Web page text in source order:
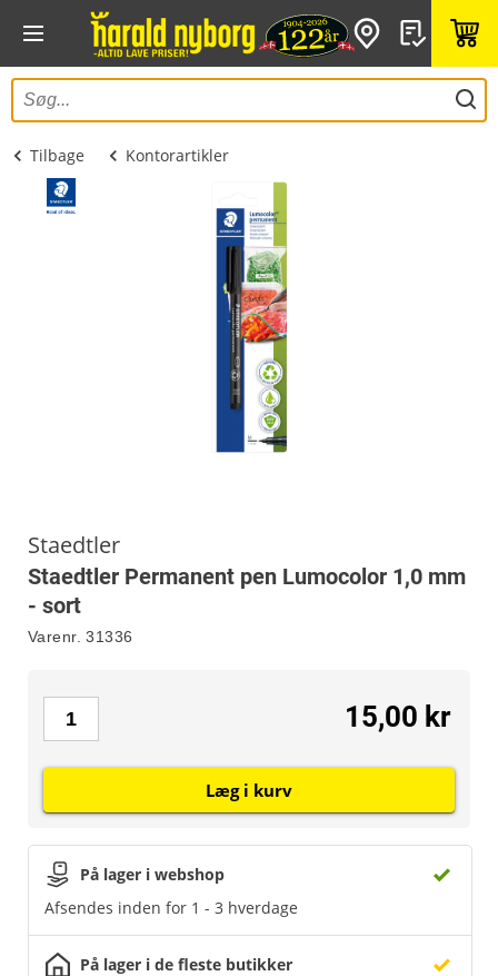
Tilbage Kontorartikler
Staedtler
Staedtler Permanent pen Lumocolor 1,0 mm
- sort
Varenr. 31336
På lager i webshop
Afsendes inden for 1 - 3 hverdage
På lager i de fleste butikker
15,00 kr
Læg i kurv